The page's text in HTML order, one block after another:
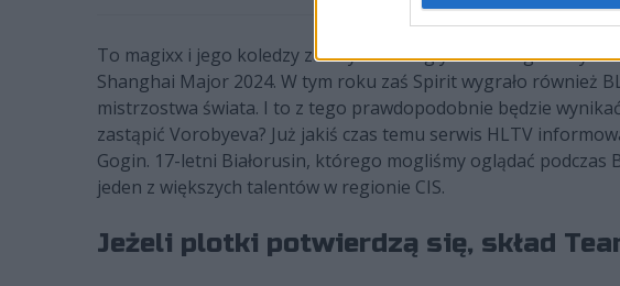
To magixx i jego koledzy zaliczyli w ubiegłym roku ogromny
Shanghai Major 2024. W tym roku zaś Spirit wygrało również
mistrzostwa świata. I to z tego prawdopodobnie będzie
zastąpić Vorobyeva? Już jakiś czas temu serwis HLTV
Gogin. 17-letni Białorusin, którego mogliśmy oglądać
jeden z większych talentów w regionie CIS.
Jeżeli plotki potwierdzą się, skład